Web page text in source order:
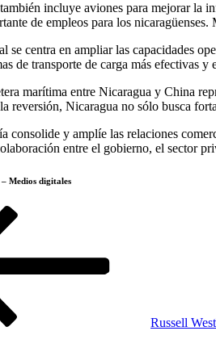
incluye aviones para mejorar la
de empleos para los
se centra en ampliar las capacidades
de transporte de carga más efectivas y
marítima entre Nicaragua y China
reversión, Nicaragua no sólo busca
consolide y amplíe las relaciones
entre el gobierno, el sector
Medios digitales
Russell